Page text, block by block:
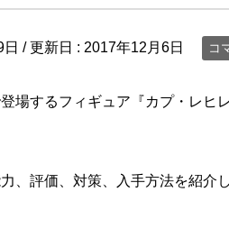
/ 更新日 : 2017年12月6日 コ
場するフィギュア『カプ・レヒ
、評価、対策、入手方法を紹介し